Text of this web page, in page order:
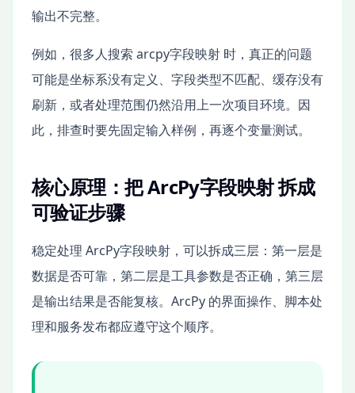
输出不完整。
例如，很多人搜索 arcpy字段映射 时，真正的问题
可能是坐标系没有定义、字段类型不匹配、缓存没有
刷新，或者处理范围仍然沿用上一次项目环境。因
此，排查时要先固定输入样例，再逐个变量测试。
核心原理：把 ArcPy字段映射 拆成
可验证步骤
稳定处理 ArcPy字段映射，可以拆成三层：第一层是
数据是否可靠，第二层是工具参数是否正确，第三层
是输出结果是否能复核。ArcPy 的界面操作、脚本处
理和服务发布都应遵守这个顺序。